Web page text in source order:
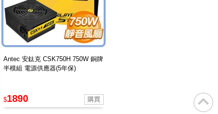
Antec 安鈦克 CSK750H 750W 銅牌
半模組 電源供應器(5年保)
$1890